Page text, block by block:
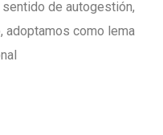
de autogestión,
adoptamos como lema